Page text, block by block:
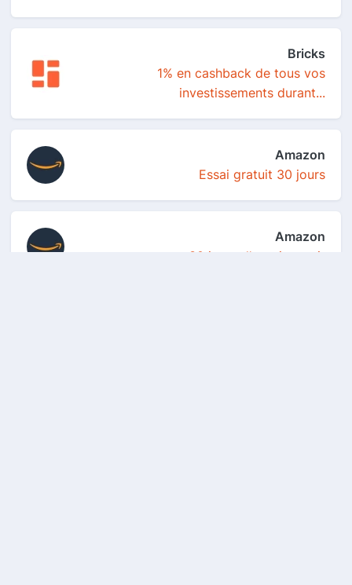
Bricks
1% en cashback de tous vos
investissements durant...
Amazon
Essai gratuit 30 jours
Amazon
30 jours d'essai gratuit